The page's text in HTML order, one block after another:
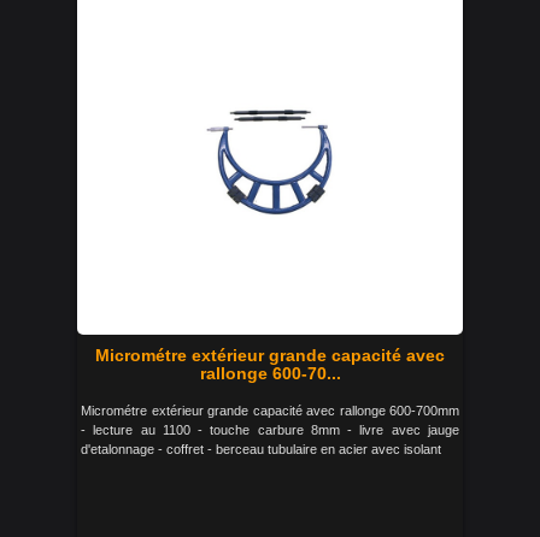
Micrométre extérieur grande capacité avec
rallonge 600-70...
Micrométre extérieur grande capacité avec rallonge 600-700mm
- lecture au 1100 - touche carbure 8mm - livre avec jauge
d'etalonnage - coffret - berceau tubulaire en acier avec isolant